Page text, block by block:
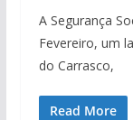
A Segurança
Fevereiro, um
do Carrasco,
Read More